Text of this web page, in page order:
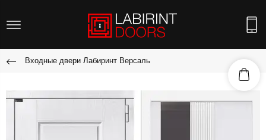
Входные двери Лабиринт Версаль